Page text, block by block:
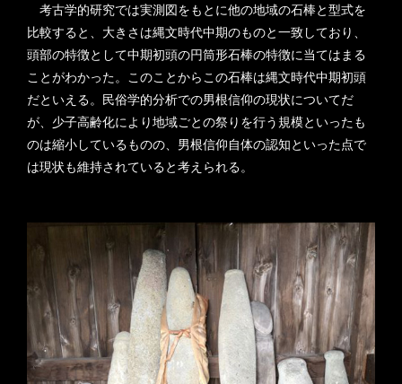
考古学的研究では実測図をもとに他の地域の石棒と型式を
比較すると、大きさは縄文時代中期のものと一致しており、
頭部の特徴として中期初頭の円筒形石棒の特徴に当てはまる
ことがわかった。このことからこの石棒は縄文時代中期初頭
だといえる。民俗学的分析での男根信仰の現状についてだ
が、少子高齢化により地域ごとの祭りを行う規模といったも
のは縮小しているものの、男根信仰自体の認知といった点で
は現状も維持されていると考えられる。